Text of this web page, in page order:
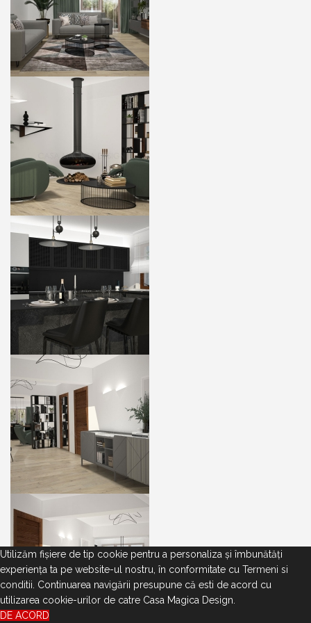
Utilizăm fişiere de tip cookie pentru a personaliza și îmbunătăți
experiența ta pe website-ul nostru, în conformitate cu Termeni si
conditii . Continuarea navigării presupune că esti de acord cu
utilizarea cookie-urilor de catre Casa Magica Design.
DE ACORD